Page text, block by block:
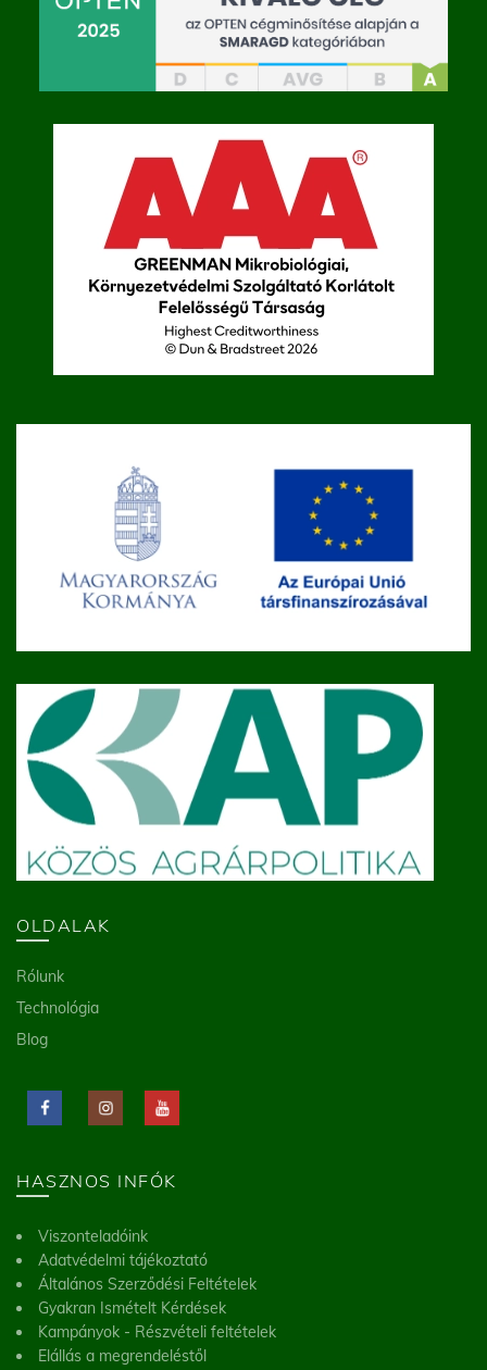
OLDALAK
Rólunk
Technológia
Blog
HASZNOS INFÓK
Viszonteladóink
Adatvédelmi tájékoztató
Általános Szerződési Feltételek
Gyakran Ismételt Kérdések
Kampányok - Részvételi feltételek
Elállás a megrendeléstől